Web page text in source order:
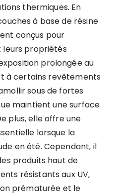
thermiques. En
à base de résine
conçus pour
leurs propriétés
prolongée au
à certains revêtements
sous de fortes
maintient une surface
plus, elle offre une
lorsque la
en été. Cependant, il
produits haut de
résistants aux UV,
prématurée et le